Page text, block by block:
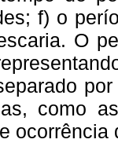
f) o
O
como
ocorrência